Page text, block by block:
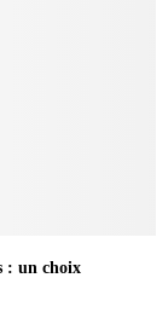
: un choix